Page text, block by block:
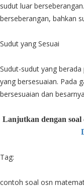
sudut luar
berseberangan, bahkan
Sudut yang Sesuai
Sudut-sudut yang
yang bersesuaian. Pada
bersesuaian dan
Lanjutkan dengan soal
Tag:
contoh soal osn